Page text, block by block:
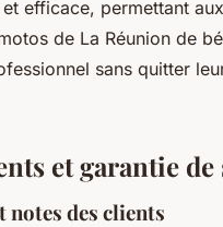
efficace, permettant aux
de La Réunion de
sans quitter
et garantie de
notes des clients